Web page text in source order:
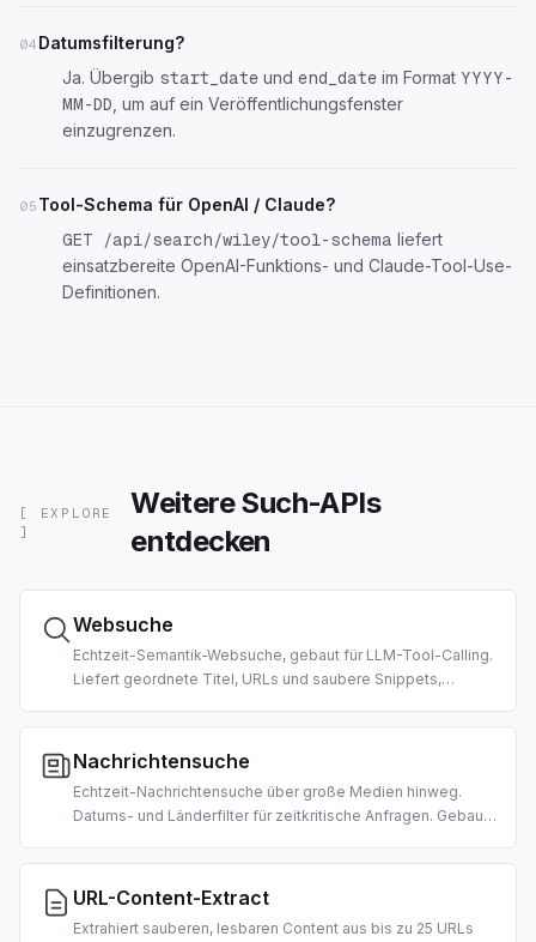
04 Datumsfilterung?
Ja. Übergib start_date und end_date im Format YYYY-
MM-DD , um auf ein Veröffentlichungsfenster
einzugrenzen.
05 Tool-Schema für OpenAI / Claude?
GET /api/search/wiley/tool-schema liefert
einsatzbereite OpenAI-Funktions- und Claude-Tool-Use-
Definitionen.
[ EXPLORE
]
Weitere Such-APIs
entdecken
Websuche
Echtzeit-Semantik-Websuche, gebaut für LLM-Tool-Calling.
Liefert geordnete Titel, URLs und saubere Snippets,
Datumsfilter unterstützt.
Nachrichtensuche
Echtzeit-Nachrichtensuche über große Medien hinweg.
Datums- und Länderfilter für zeitkritische Anfragen. Gebaut
Pipelines.
URL-Content-Extract
Extrahiert sauberen, lesbaren Content aus bis zu 25 URLs